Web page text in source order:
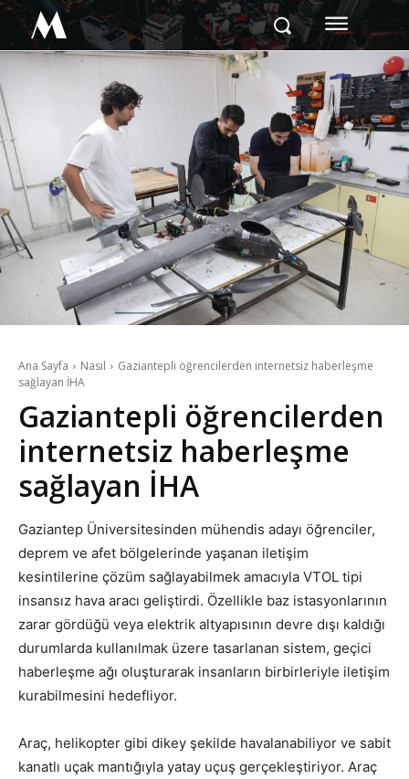
M
Ana Sayfa Nasıl
Gaziantepli öğrencilerden internetsiz haberleşme
sağlayan İHA
Gaziantepli öğrencilerden
internetsiz haberleşme
sağlayan İHA
Gaziantep Üniversitesinden mühendis adayı öğrenciler,
deprem ve afet bölgelerinde yaşanan iletişim
kesintilerine çözüm sağlayabilmek amacıyla VTOL tipi
insansız hava aracı geliştirdi. Özellikle baz istasyonlarının
zarar gördüğü veya elektrik altyapısının devre dışı kaldığı
durumlarda kullanılmak üzere tasarlanan sistem, geçici
haberleşme ağı oluşturarak insanların birbirleriyle iletişim
kurabilmesini hedefliyor.
Araç, helikopter gibi dikey şekilde havalanabiliyor ve sabit
kanatlı uçak mantığıyla yatay uçuş gerçekleştiriyor. Araç